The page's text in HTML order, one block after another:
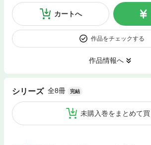
カートへ
作品をチェックする
作品情報へ
シリーズ 全8冊 完結
未購入巻をまとめて買